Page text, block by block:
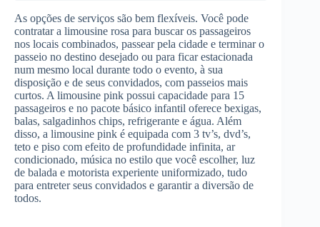
As opções de serviços são bem flexíveis. Você pode
contratar a limousine rosa para buscar os passageiros
nos locais combinados, passear pela cidade e terminar o
passeio no destino desejado ou para ficar estacionada
num mesmo local durante todo o evento, à sua
disposição e de seus convidados, com passeios mais
curtos. A limousine pink possui capacidade para 15
passageiros e no pacote básico infantil oferece bexigas,
balas, salgadinhos chips, refrigerante e água. Além
disso, a limousine pink é equipada com 3 tv’s, dvd’s,
teto e piso com efeito de profundidade infinita, ar
condicionado, música no estilo que você escolher, luz
de balada e motorista experiente uniformizado, tudo
para entreter seus convidados e garantir a diversão de
todos.